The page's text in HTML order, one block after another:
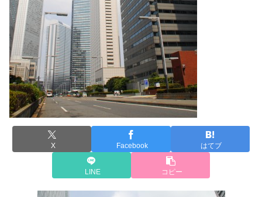
X Facebook はてブ
LINE コピー